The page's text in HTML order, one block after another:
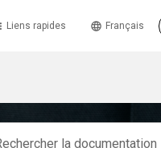
Liens rapides Français